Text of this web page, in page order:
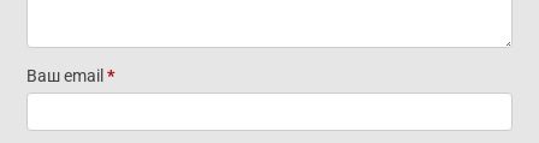
сообщение
Ваш email*